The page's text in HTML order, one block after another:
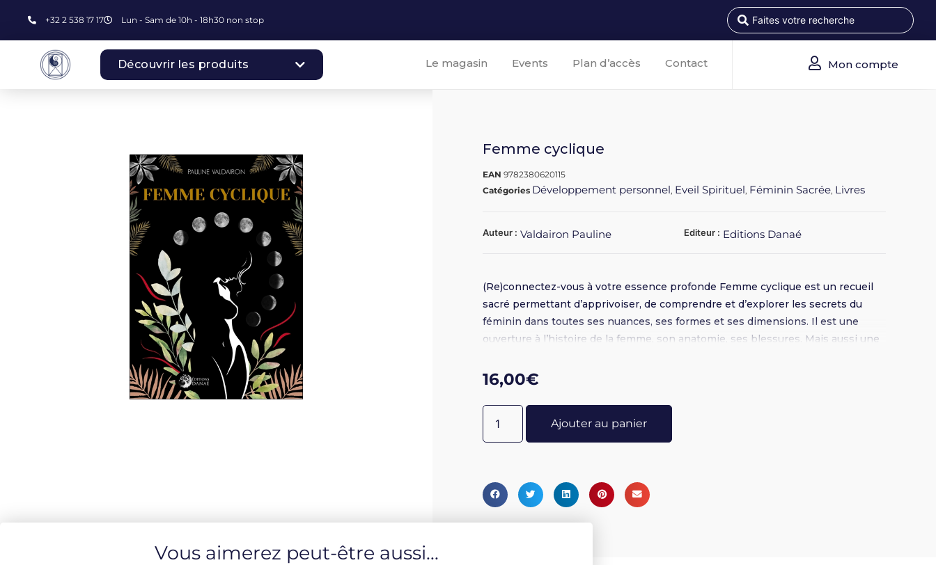
+32 2 538 17 17 Lun - Sam de 10h - 18h30 non stop
Découvrir les produits Le magasin Events Plan d’accès Contact Mon compte
Femme cyclique
EAN9782380620115
Catégories Développement personnel, Eveil Spirituel, Féminin Sacrée, Livres
Auteur : Valdairon Pauline Editeur : Editions Danaé
(Re)connectez-vous à votre essence profonde Femme cyclique est un recueil
sacré permettant d’apprivoiser, de comprendre et d’explorer les secrets du
féminin dans toutes ses nuances, ses formes et ses dimensions. Il est une
ouverture à l’histoire de la femme, son anatomie, ses blessures. Mais aussi une
ses lumières pour arpenter la voie de l’honoration et de la guérison. Pauline
Valdairon, sophrologue spécialisée en techniques de libération émotionnelle, y
partage ses expériences avec les nombreuses femmes qu’elle a
accompagnées. Elle propose également des rituels personnalisables pour
plonger au cœur des émotions, des énergies et des influences hormonales au
femme cyclique et sacrée qui vit en vous et qui ne demande qu’à mieux se
16,00€
Ajouter au panier
Vous aimerez peut-être aussi...